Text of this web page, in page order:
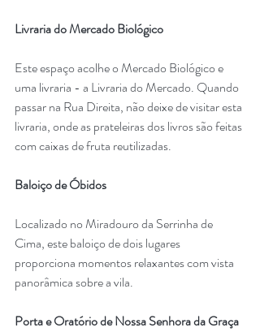
Livraria do Mercado Biológico
Este espaço acolhe o Mercado Biológico e
uma livraria - a Livraria do Mercado. Quando
passar na Rua Direita, não deixe de visitar esta
livraria, onde as prateleiras dos livros são feitas
com caixas de fruta reutilizadas.
Baloiço de Óbidos
Localizado no Miradouro da Serrinha de
Cima, este baloiço de dois lugares
proporciona momentos relaxantes com vista
panorâmica sobre a vila.
Porta e Oratório de Nossa Senhora da Graça